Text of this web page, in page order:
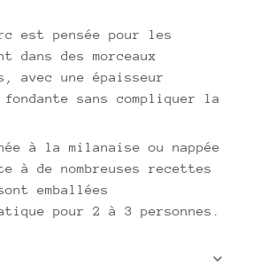
est pensée pour les
des morceaux
avec une épaisseur
sans compliquer la
à la milanaise ou nappée
à de nombreuses recettes
emballées
pour 2 à 3 personnes.